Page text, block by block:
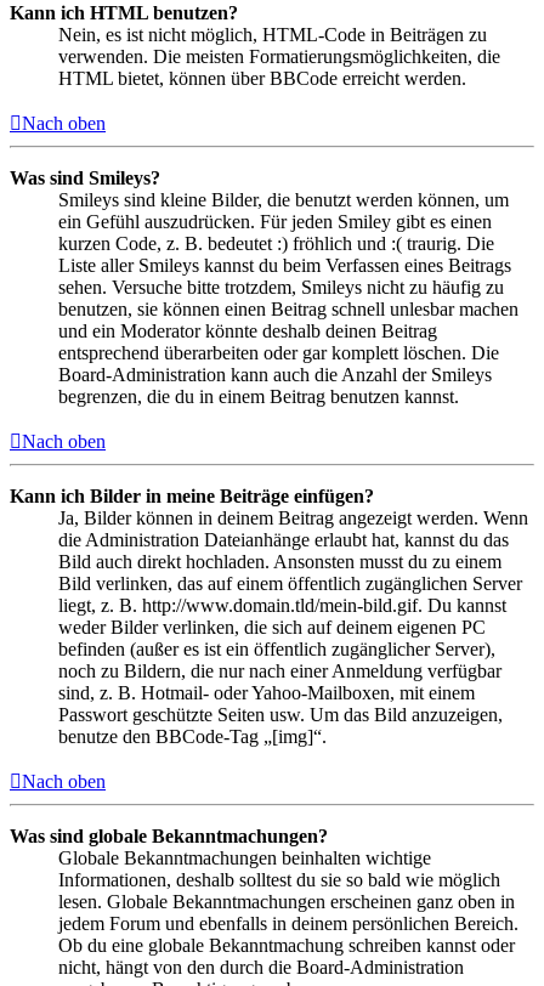
Kann ich HTML benutzen?
Nein, es ist nicht möglich, HTML-Code in Beiträgen zu
verwenden. Die meisten Formatierungsmöglichkeiten, die
HTML bietet, können über BBCode erreicht werden.
Nach oben
Was sind Smileys?
Smileys sind kleine Bilder, die benutzt werden können, um
ein Gefühl auszudrücken. Für jeden Smiley gibt es einen
kurzen Code, z. B. bedeutet :) fröhlich und :( traurig. Die
Liste aller Smileys kannst du beim Verfassen eines Beitrags
sehen. Versuche bitte trotzdem, Smileys nicht zu häufig zu
benutzen, sie können einen Beitrag schnell unlesbar machen
und ein Moderator könnte deshalb deinen Beitrag
entsprechend überarbeiten oder gar komplett löschen. Die
Board-Administration kann auch die Anzahl der Smileys
begrenzen, die du in einem Beitrag benutzen kannst.
Nach oben
Kann ich Bilder in meine Beiträge einfügen?
Ja, Bilder können in deinem Beitrag angezeigt werden. Wenn
die Administration Dateianhänge erlaubt hat, kannst du das
Bild auch direkt hochladen. Ansonsten musst du zu einem
Bild verlinken, das auf einem öffentlich zugänglichen Server
liegt, z. B. http://www.domain.tld/mein-bild.gif. Du kannst
weder Bilder verlinken, die sich auf deinem eigenen PC
befinden (außer es ist ein öffentlich zugänglicher Server),
noch zu Bildern, die nur nach einer Anmeldung verfügbar
sind, z. B. Hotmail- oder Yahoo-Mailboxen, mit einem
Passwort geschützte Seiten usw. Um das Bild anzuzeigen,
benutze den BBCode-Tag „[img]“.
Nach oben
Was sind globale Bekanntmachungen?
Globale Bekanntmachungen beinhalten wichtige
Informationen, deshalb solltest du sie so bald wie möglich
lesen. Globale Bekanntmachungen erscheinen ganz oben in
jedem Forum und ebenfalls in deinem persönlichen Bereich.
Ob du eine globale Bekanntmachung schreiben kannst oder
nicht, hängt von den durch die Board-Administration